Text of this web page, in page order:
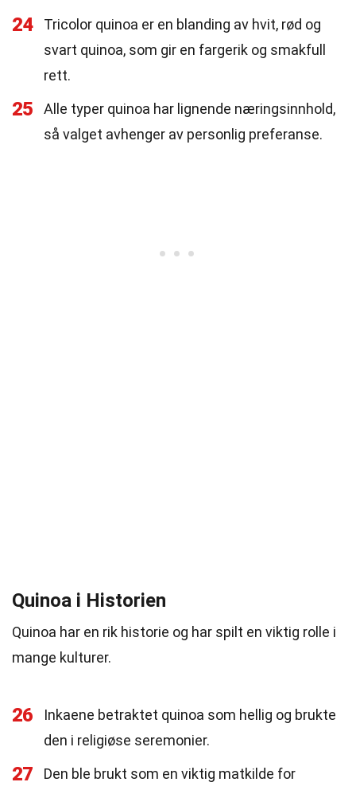
24
Tricolor quinoa er en blanding av hvit, rød og
svart quinoa, som gir en fargerik og smakfull
rett.
25
Alle typer quinoa har lignende næringsinnhold,
så valget avhenger av personlig preferanse.
Quinoa i Historien
Quinoa har en rik historie og har spilt en viktig rolle i
mange kulturer.
26
Inkaene betraktet quinoa som hellig og brukte
den i religiøse seremonier.
27
Den ble brukt som en viktig matkilde for